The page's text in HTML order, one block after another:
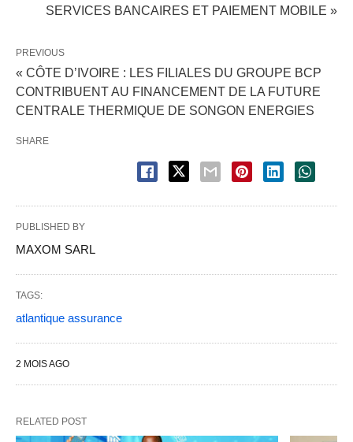
SERVICES BANCAIRES ET PAIEMENT MOBILE »
PREVIOUS
« CÔTE D’IVOIRE : LES FILIALES DU GROUPE BCP
CONTRIBUENT AU FINANCEMENT DE LA FUTURE
CENTRALE THERMIQUE DE SONGON ENERGIES
SHARE
PUBLISHED BY
MAXOM SARL
TAGS:
atlantique assurance
2 MOIS AGO
RELATED POST